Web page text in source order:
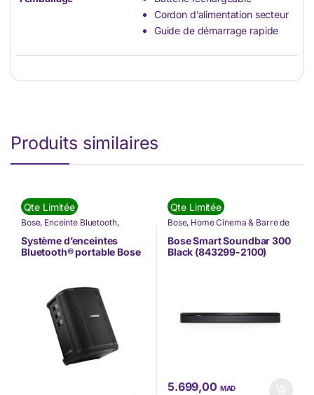
Cordon d’alimentation secteur
Guide de démarrage rapide
Produits similaires
Qte Limitée
Bose, Enceinte Bluetooth,
Gadgets
Nos
Marques,Son,Tv & High Tech
Système d’enceintes
Bluetooth® portable Bose
Qte Limitée
Bose, Home Cinema & Barre de
,IMAGE & SON
Marques,Nouvel arrivage, Son,
Tv & High Tech
Bose Smart Soundbar 300
Black (843299-2100)
5.699,00 MAD